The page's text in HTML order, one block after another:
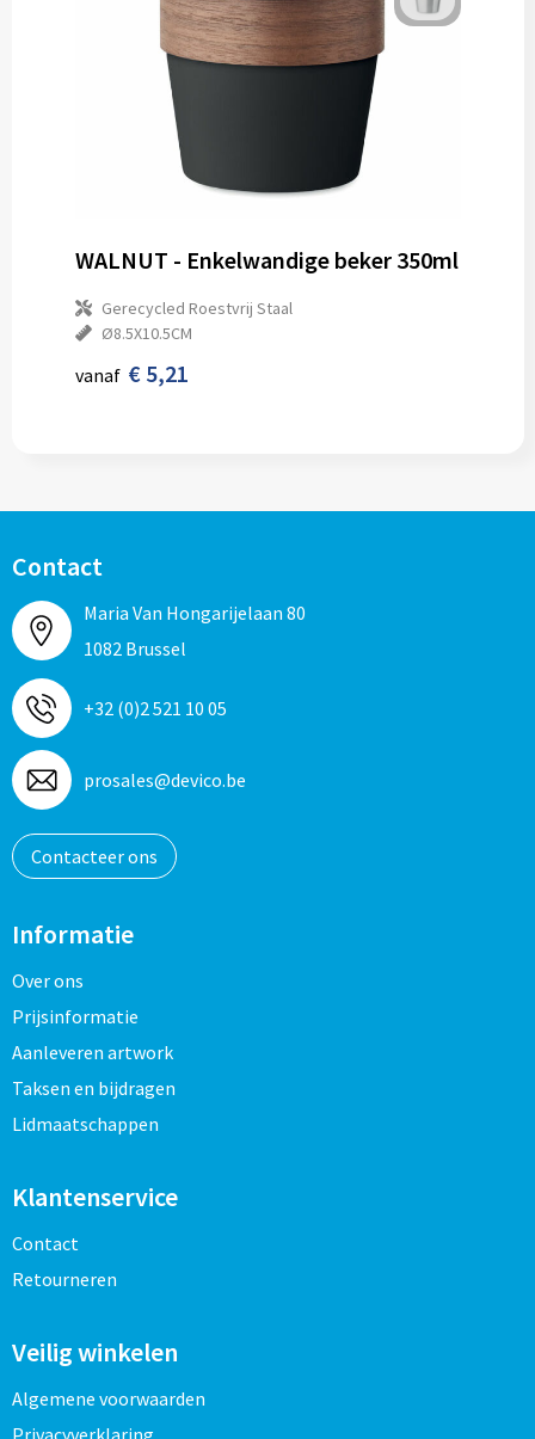
WALNUT - Enkelwandige beker 350ml
Gerecycled Roestvrij Staal
Ø8.5X10.5CM
vanaf € 5,21
Contact
Maria Van Hongarijelaan 80
1082 Brussel
+32 (0)2 521 10 05
prosales@devico.be
Contacteer ons
Informatie
Over ons
Prijsinformatie
Aanleveren artwork
Taksen en bijdragen
Lidmaatschappen
Klantenservice
Contact
Retourneren
Veilig winkelen
Algemene voorwaarden
Privacyverklaring